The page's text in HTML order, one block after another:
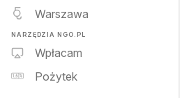
Warszawa
NARZĘDZIA NGO.PL
Wpłacam
Pożytek